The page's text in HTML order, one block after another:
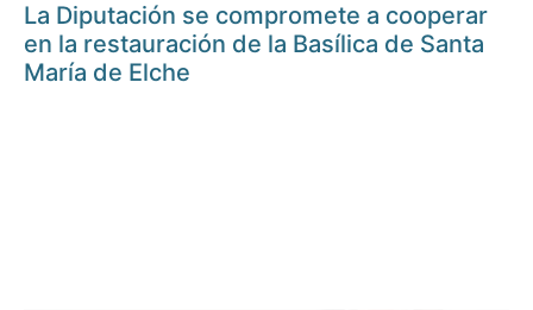
La Diputación se compromete a cooperar
en la restauración de la Basílica de Santa
María de Elche